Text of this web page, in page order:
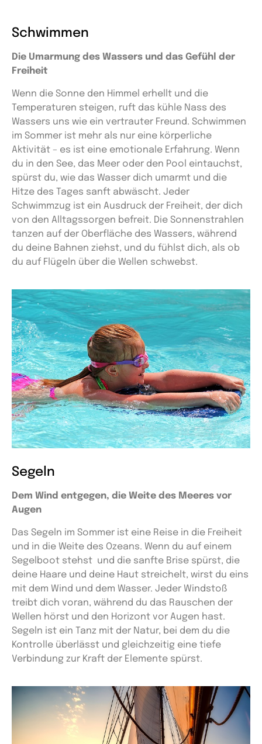
Schwimmen
Die Umarmung des Wassers und das Gefühl der
Freiheit
Wenn die Sonne den Himmel erhellt und die
Temperaturen steigen, ruft das kühle Nass des
Wassers uns wie ein vertrauter Freund. Schwimmen
im Sommer ist mehr als nur eine körperliche
Aktivität – es ist eine emotionale Erfahrung. Wenn
du in den See, das Meer oder den Pool eintauchst,
spürst du, wie das Wasser dich umarmt und die
Hitze des Tages sanft abwäscht. Jeder
Schwimmzug ist ein Ausdruck der Freiheit, der dich
von den Alltagssorgen befreit. Die Sonnenstrahlen
tanzen auf der Oberfläche des Wassers, während
du deine Bahnen ziehst, und du fühlst dich, als ob
du auf Flügeln über die Wellen schwebst.
Segeln
Dem Wind entgegen, die Weite des Meeres vor
Augen
Das Segeln im Sommer ist eine Reise in die Freiheit
und in die Weite des Ozeans. Wenn du auf einem
Segelboot stehst und die sanfte Brise spürst, die
deine Haare und deine Haut streichelt, wirst du eins
mit dem Wind und dem Wasser. Jeder Windstoß
treibt dich voran, während du das Rauschen der
Wellen hörst und den Horizont vor Augen hast.
Segeln ist ein Tanz mit der Natur, bei dem du die
Kontrolle überlässt und gleichzeitig eine tiefe
Verbindung zur Kraft der Elemente spürst.